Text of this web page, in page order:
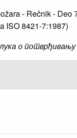
- Rečnik -
ISO 8421-7:1987)
о